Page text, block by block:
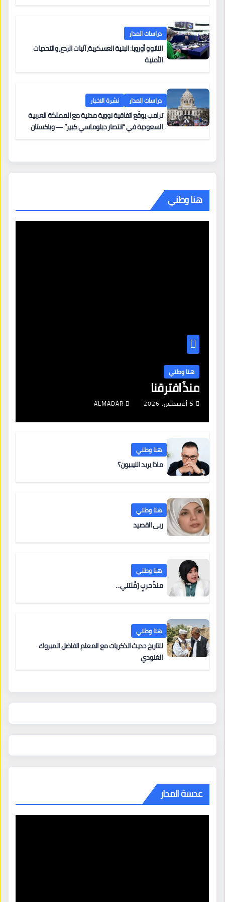
دراسات المدار
الناتو و أوروبا: البنية العسكرية، آليات الردع، والتحديات
الأمنية
دراسات المدار نشرة الاخبار
ترامب يوقّع اتفاقية نووية مدنية مع المملكة العربية
السعودية في “انتصار دبلوماسي كبير” — وباكستان
هنا وطني
هنا وطني
منذُ افترقنا
5 أغسطس، 2026 ALMADAR
هنا وطني
ماذا يريد الليبيون؟
هنا وطني
ربى القصيد
هنا وطني
منذُ حربٍ رَمَّلتني…
هنا وطني
للتاريخ حديث الذكريات مع المعلم الفاضل المبروك
الغنودي
عدسة المدار